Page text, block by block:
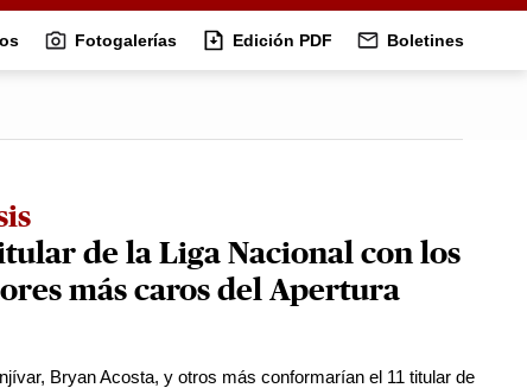
Fotogalerías Edición PDF Boletines
de la Liga Nacional con los
más caros del Apertura
Bryan Acosta, y otros más conformarían el 11 titular de